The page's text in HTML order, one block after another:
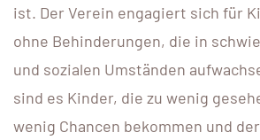
ist. Der Verein engagiert sich für
ohne Behinderungen, die in
und sozialen Umständen
sind es Kinder, die zu wenig
wenig Chancen bekommen und